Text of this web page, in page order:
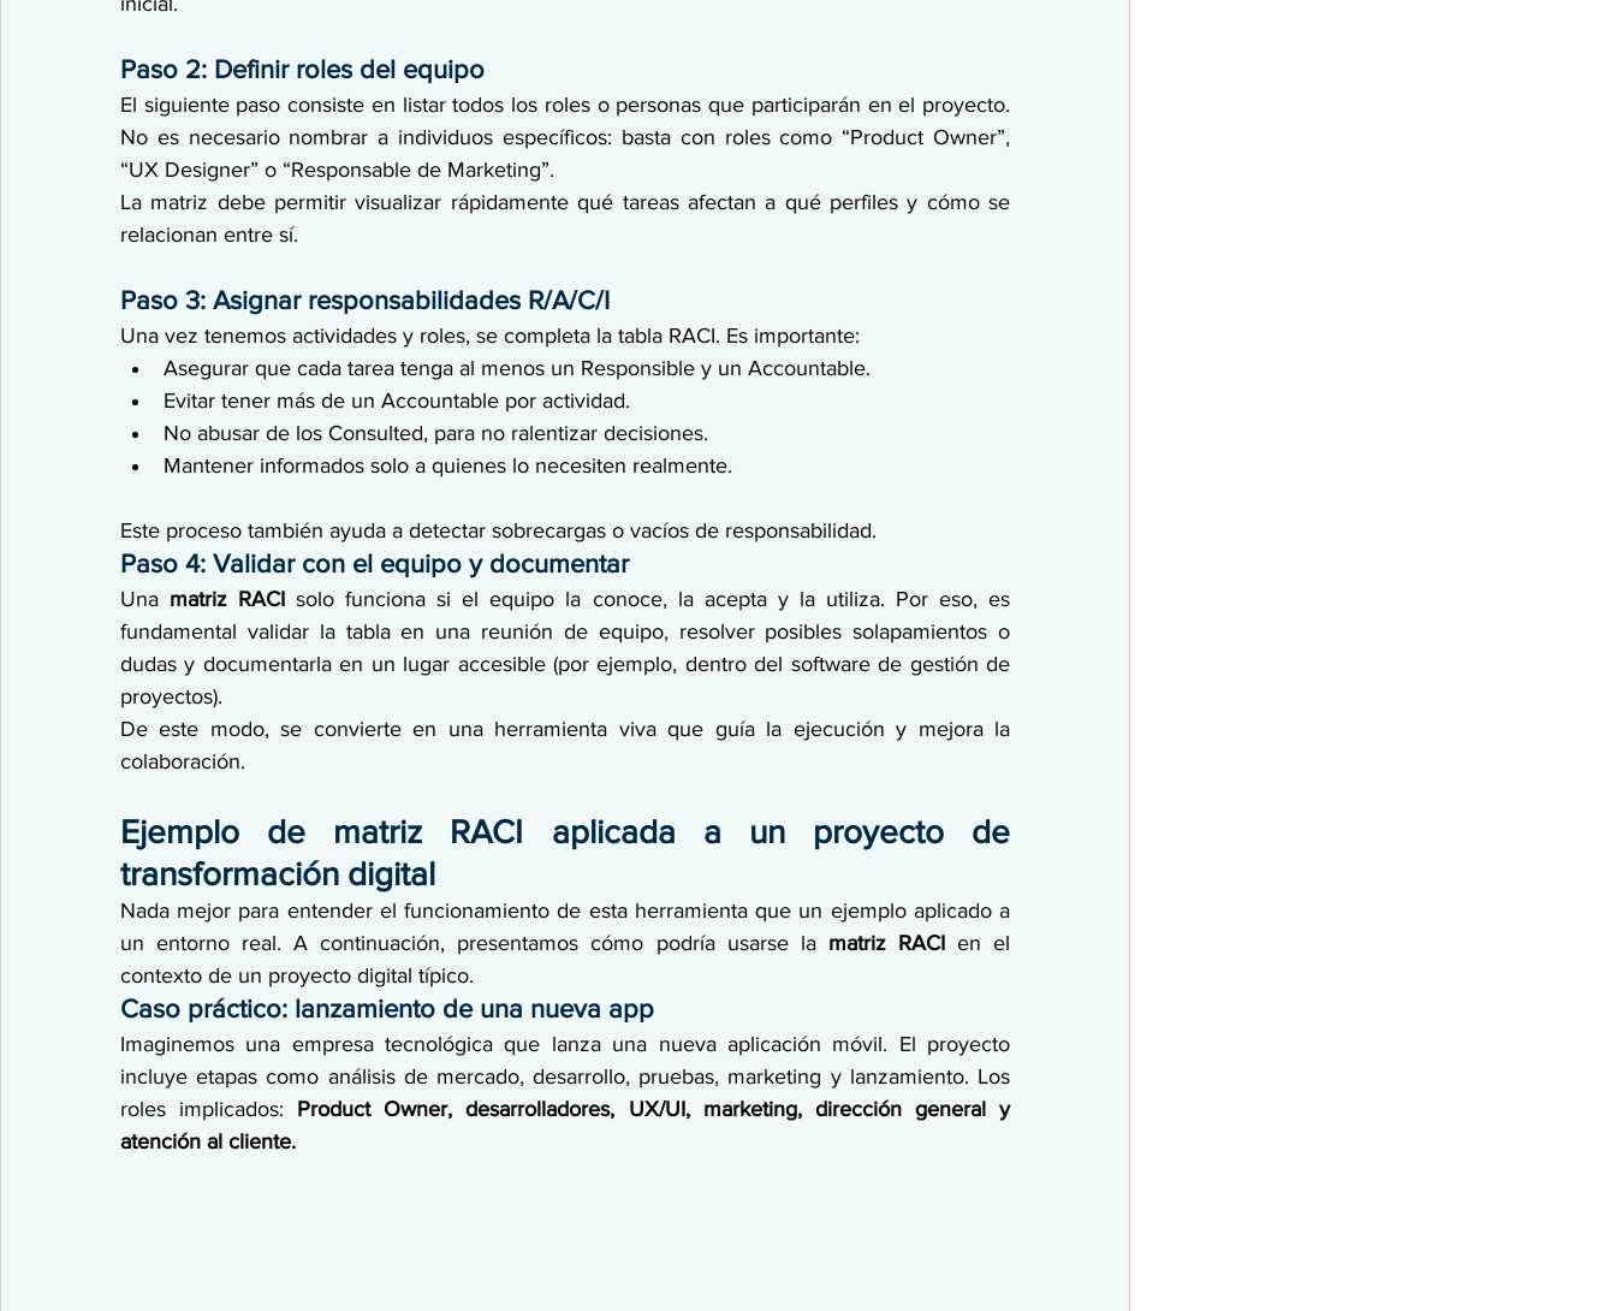
Paso 2: Definir roles del equipo
El siguiente paso consiste en listar todos los roles o personas que participarán en el proyecto.
No es necesario nombrar a individuos específicos: basta con roles como “Product Owner”,
“UX Designer” o “Responsable de Marketing”.
La matriz debe permitir visualizar rápidamente qué tareas afectan a qué perfiles y cómo se
relacionan entre sí.
Paso 3: Asignar responsabilidades R/A/C/I
Una vez tenemos actividades y roles, se completa la tabla RACI. Es importante:
Asegurar que cada tarea tenga al menos un Responsible y un Accountable.
Evitar tener más de un Accountable por actividad.
No abusar de los Consulted, para no ralentizar decisiones.
Mantener informados solo a quienes lo necesiten realmente.
Este proceso también ayuda a detectar sobrecargas o vacíos de responsabilidad.
Paso 4: Validar con el equipo y documentar
Una matriz RACI solo funciona si el equipo la conoce, la acepta y la utiliza. Por eso, es
fundamental validar la tabla en una reunión de equipo, resolver posibles solapamientos o
dudas y documentarla en un lugar accesible (por ejemplo, dentro del software de gestión de
proyectos).
De este modo, se convierte en una herramienta viva que guía la ejecución y mejora la
colaboración.
Ejemplo de matriz RACI aplicada a un proyecto de
transformación digital
Nada mejor para entender el funcionamiento de esta herramienta que un ejemplo aplicado a
un entorno real. A continuación, presentamos cómo podría usarse la matriz RACI en el
contexto de un proyecto digital típico.
Caso práctico: lanzamiento de una nueva app
Imaginemos una empresa tecnológica que lanza una nueva aplicación móvil. El proyecto
incluye etapas como análisis de mercado, desarrollo, pruebas, marketing y lanzamiento. Los
roles implicados: Product Owner, desarrolladores, UX/UI, marketing, dirección general y
atención al cliente.